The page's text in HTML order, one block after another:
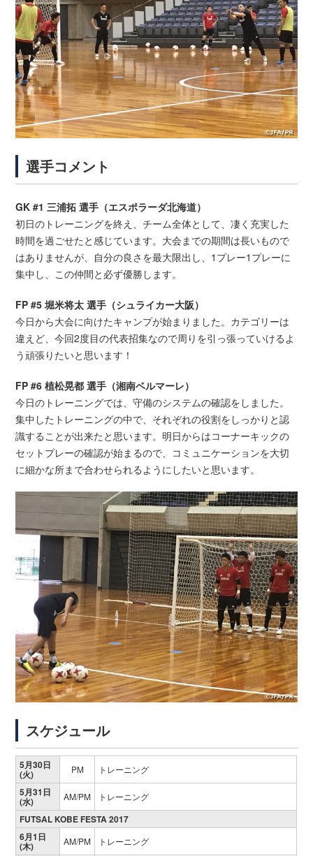
選手コメント
GK #1 三浦拓 選手（エスポラーダ北海道）
初日のトレーニングを終え、チーム全体として、凄く充実した
時間を過ごせたと感じています。大会までの期間は長いもので
はありませんが、自分の良さを最大限出し、1プレー1プレーに
集中し、この仲間と必ず優勝します。
FP #5 堀米将太 選手（シュライカー大阪）
今日から大会に向けたキャンプが始まりました。カテゴリーは
違えど、今回2度目の代表招集なので周りを引っ張っていけるよ
う頑張りたいと思います！
FP #6 植松晃都 選手（湘南ベルマーレ）
今日のトレーニングでは、守備のシステムの確認をしました。
集中したトレーニングの中で、それぞれの役割をしっかりと認
識することが出来たと思います。明日からはコーナーキックの
セットプレーの確認が始まるので、コミュニケーションを大切
に細かな所まで合わせられるようにしたいと思います。
スケジュール
5月30日
(火) PM トレーニング
5月31日
(水) AM/PM トレーニング
FUTSAL KOBE FESTA 2017
6月1日
(木) AM/PM トレーニング